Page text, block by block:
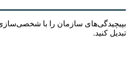
بپیچیدگی‌های سازمان را با
تبدیل کنید.